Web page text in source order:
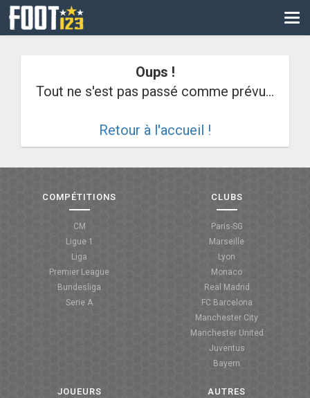
CM
COUPE DE FRANCE
COUPE DE LA LIGUE
Oups !
Tout ne s'est pas passé comme prévu...
Retour à l'accueil !
COMPÉTITIONS
CM
Ligue 1
Liga
Premier League
Bundesliga
Serie A
CLUBS
Paris-SG
Marseille
Lyon
Monaco
Real Madrid
FC Barcelona
Manchester City
Manchester United
Juventus
Bayern
JOUEURS AUTRES